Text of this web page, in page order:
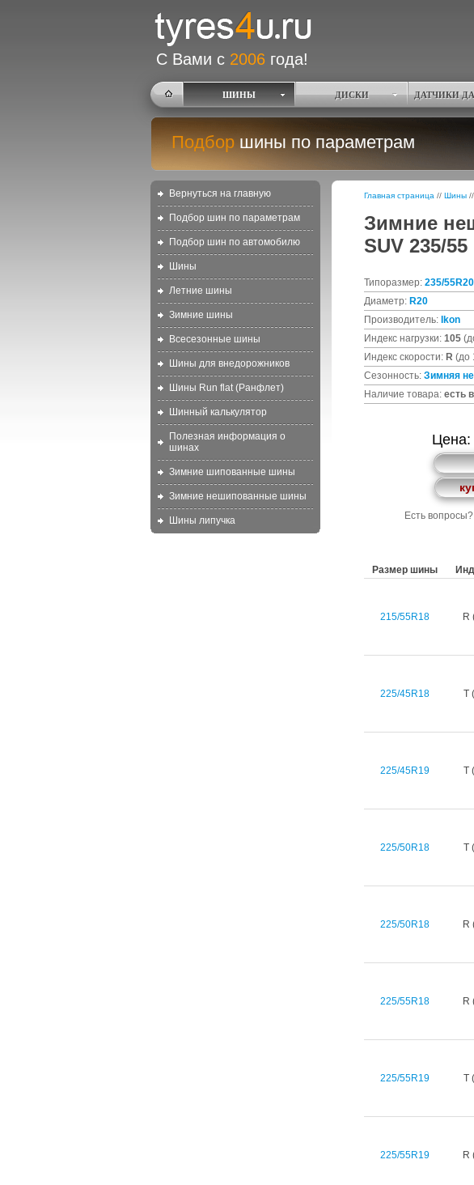
С Вами с 2006 года!
ШИНЫ ДИСКИ ДАТЧИКИ
Подбор шины по параметрам
Вернуться на главную
Подбор шин по параметрам
Подбор шин по автомобилю
Шины
Летние шины
Зимние шины
Всесезонные шины
Шины для внедорожников
Шины Run flat (Ранфлет)
Шинный калькулятор
Полезная информация о
шинах
Зимние шипованные шины
Зимние нешипованные шины
Шины липучка
Главная страница // Шины //
Зимние
SUV 235/55
Типоразмер: 235/55R20
Диаметр: R20
Производитель: Ikon
Индекс нагрузки: 105
Индекс скорости: R (до
Сезонность: Зимняя
Наличие товара: есть
Цена:
Есть
Размер шины
215/55R18 R
225/45R18 T
225/45R19 T
225/50R18 T
225/50R18 R
225/55R18 R
225/55R19 T
225/55R19 R